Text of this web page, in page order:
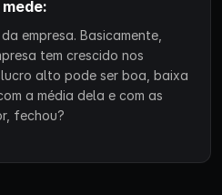
empresa. Basicamente,
tem crescido nos
lucro alto pode ser boa, baixa
a média dela e com as
fechou?